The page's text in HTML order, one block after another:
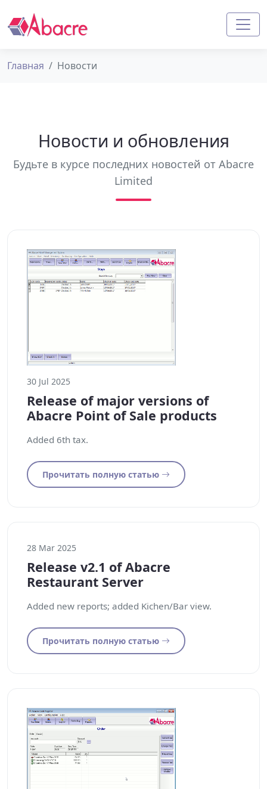
Главная Новости
Новости и обновления
Будьте в курсе последних новостей от Abacre
Limited
30 Jul 2025
Release of major versions of
Abacre Point of Sale products
Added 6th tax.
Прочитать полную статью
28 Mar 2025
Release v2.1 of Abacre
Restaurant Server
Added new reports; added Kichen/Bar view.
Прочитать полную статью